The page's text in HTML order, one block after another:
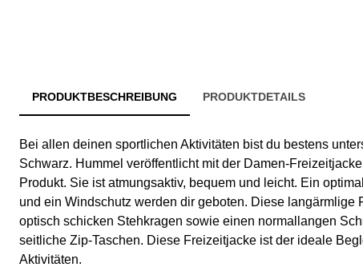
PRODUKTBESCHREIBUNG PRODUKTDETAILS
Bei allen deinen sportlichen Aktivitäten bist du bestens
Schwarz. Hummel veröffentlicht mit der Damen-
Produkt. Sie ist atmungsaktiv, bequem und leicht. Ein
und ein Windschutz werden dir geboten. Diese langärmlige
optisch schicken Stehkragen sowie einen normallangen
seitliche Zip-Taschen. Diese Freizeitjacke ist der ideale
Aktivitäten.